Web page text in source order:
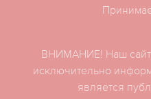
ВНИМАНИЕ! Наш сайт
исключительно
является